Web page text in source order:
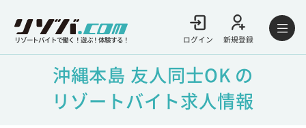
リゾートバイトで働く！遊ぶ！体験する！ ログイン 新規登録
沖縄本島 友人同士OK の
リゾートバイト求人情報